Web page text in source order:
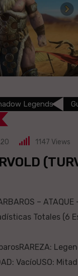
Legends
1147 Views
– ATAQUE
Totales (6
VacíoUSO: